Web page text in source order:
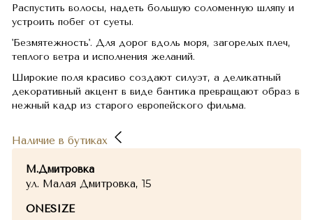
Распустить волосы, надеть большую соломенную шляпу и
устроить побег от суеты.
'Безмятежность'. Для дорог вдоль моря, загорелых плеч,
теплого ветра и исполнения желаний.
Широкие поля красиво создают силуэт, а деликатный
декоративный акцент в виде бантика превращают образ в
нежный кадр из старого европейского фильма.
Наличие в бутиках
М.Дмитровка
ул. Малая Дмитровка, 15
ONESIZE